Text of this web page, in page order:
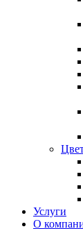
Услуги
О